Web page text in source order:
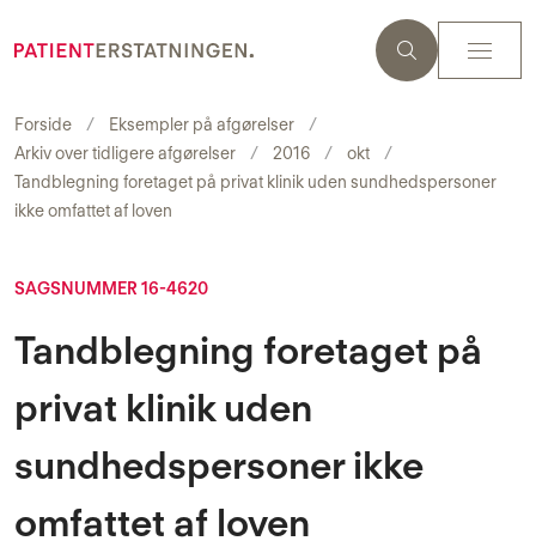
Forside
Eksempler på afgørelser
Arkiv over tidligere afgørelser
2016
okt
Tandblegning foretaget på privat klinik uden sundhedspersoner
ikke omfattet af loven
SAGSNUMMER 16-4620
Tandblegning foretaget på
privat klinik uden
sundhedspersoner ikke
omfattet af loven